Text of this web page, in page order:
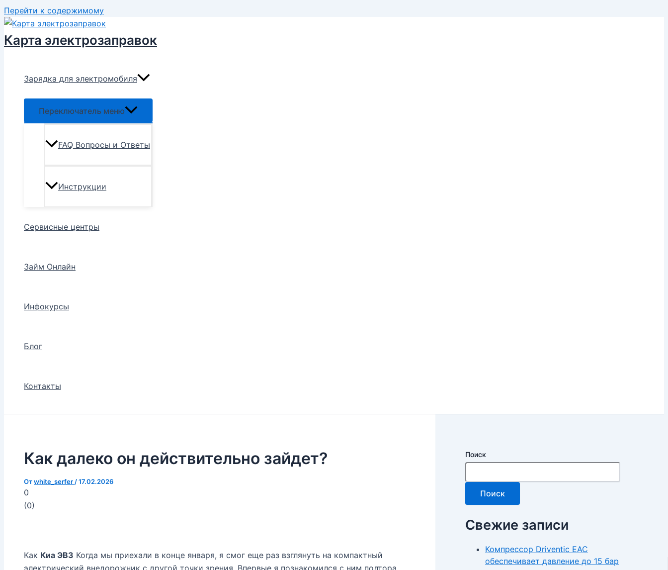
Перейти к содержимому
Карта электрозаправок
Зарядка для электромобиля
Переключатель меню
FAQ Вопросы и Ответы
Инструкции
Сервисные центры
Займ Онлайн
Инфокурсы
Блог
Контакты
Как далеко он действительно зайдет?
Отwhite_serfer /17.02.2026
0
(0)
Как Киа ЭВ3 Когда мы приехали в конце января, я смог еще раз взглянуть на компактный
электрический внедорожник с другой точки зрения. Впервые я познакомился с ним полтора
Поиск
Поиск
Свежие записи
Компрессор Driventic EAC
обеспечивает давление до 15 бар